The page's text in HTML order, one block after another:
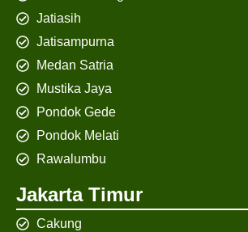
Jatiasih
Jatisampurna
Medan Satria
Mustika Jaya
Pondok Gede
Pondok Melati
Rawalumbu
Jakarta Timur
Cakung